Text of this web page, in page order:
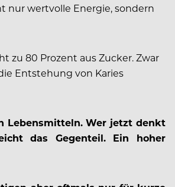
nur wertvolle Energie, sondern
zu 80 Prozent aus Zucker. Zwar
Entstehung von Karies
Lebensmitteln. Wer jetzt denkt
das Gegenteil. Ein hoher